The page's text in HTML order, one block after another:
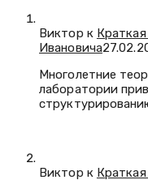
Виктор к
Ивановича
Многолетние
лаборатории
Виктор к